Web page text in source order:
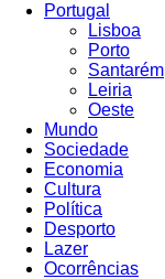
Portugal
Lisboa
Porto
Santarém
Leiria
Oeste
Mundo
Sociedade
Economia
Cultura
Política
Desporto
Lazer
Ocorrências